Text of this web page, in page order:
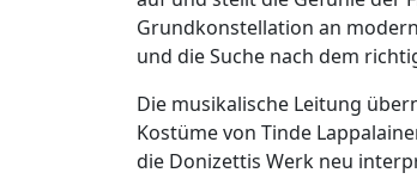
Grundkonstellation an
und die Suche nach dem
Die musikalische Leitung
Kostüme von Tinde
die Donizettis Werk neu